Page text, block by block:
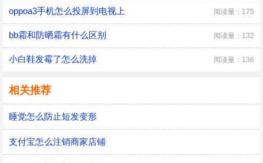
oppoa3手机怎么投屏到电视上 阅读量：175
bb霜和防晒霜有什么区别 阅读量：132
小白鞋发霉了怎么洗掉 阅读量：136
相关推荐
睡觉怎么防止短发变形
支付宝怎么注销商家店铺